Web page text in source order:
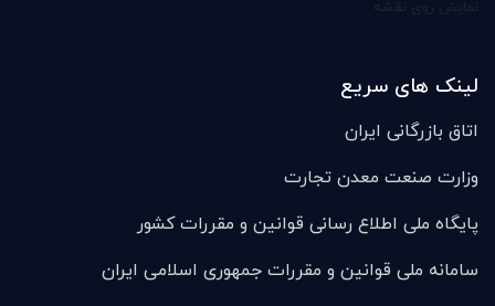
لینک های سریع
اتاق بازرگانی ایران
وزارت صنعت معدن تجارت
پایگاه ملی اطلاع رسانی قوانین و مقررات کشور
سامانه ملی قوانين و مقررات جمهوری اسلامی ایران